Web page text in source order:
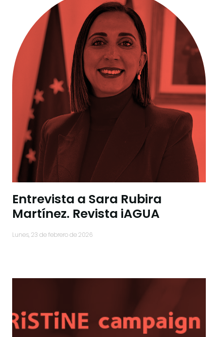
Entrevista a Sara Rubira
Martínez. Revista iAGUA
lunes, 23 de febrero de 2026